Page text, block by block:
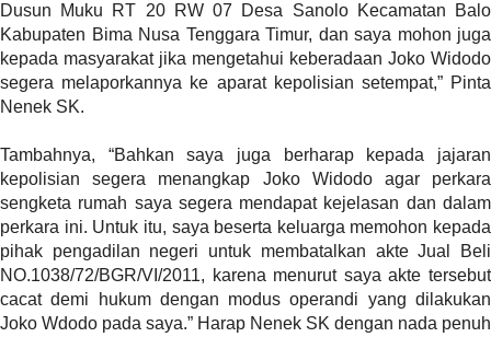
n
s
=
"
1
o
r
d
e
r
=
"
D
Dusun Muku RT 20 RW 07 Desa Sanolo Kecamatan Balo
Kabupaten Bima Nusa Tenggara Timur, dan saya mohon juga
kepada masyarakat jika mengetahui keberadaan Joko Widodo
segera melaporkannya ke aparat kepolisian setempat,” Pinta
Nenek SK.
Tambahnya, “Bahkan saya juga berharap kepada jajaran
kepolisian segera menangkap Joko Widodo agar perkara
sengketa rumah saya segera mendapat kejelasan dan dalam
perkara ini. Untuk itu, saya beserta keluarga memohon kepada
pihak pengadilan negeri untuk membatalkan akte Jual Beli
NO.1038/72/BGR/VI/2011, karena menurut saya akte tersebut
cacat demi hukum dengan modus operandi yang dilakukan
Joko Wdodo pada saya.” Harap Nenek SK dengan nada penuh